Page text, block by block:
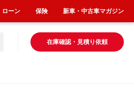
在庫確認・見積り依頼
ローン 保険 新車・中古車マガジン